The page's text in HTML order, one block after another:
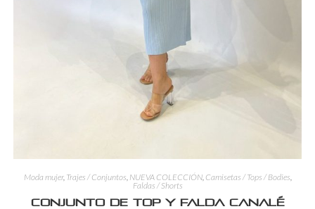
Moda mujer, Trajes / Conjuntos, NUEVA COLECCIÓN, Camisetas / Tops / Bodies,
Faldas / Shorts
Conjunto de Top y Falda Canalé